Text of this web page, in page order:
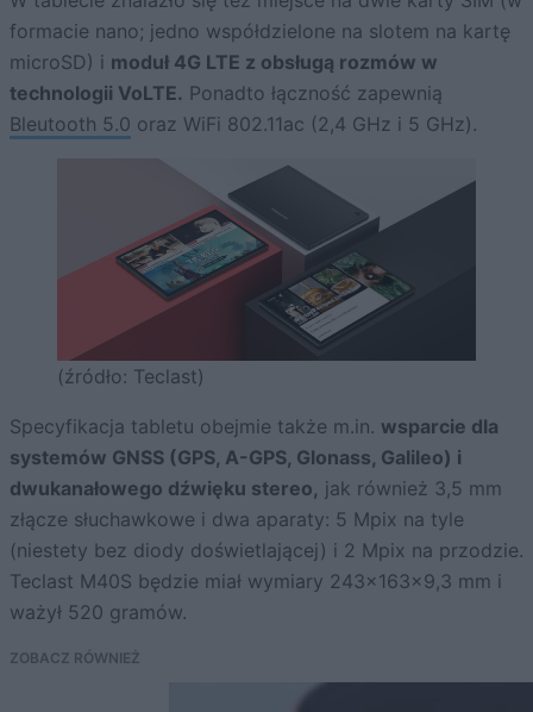
formacie nano; jedno współdzielone na slotem na kartę
microSD) i moduł 4G LTE z obsługą rozmów w
technologii VoLTE. Ponadto łączność zapewnią
Bleutooth 5.0 oraz WiFi 802.11ac (2,4 GHz i 5 GHz).
(źródło: Teclast)
Specyfikacja tabletu obejmie także m.in. wsparcie dla
systemów GNSS (GPS, A-GPS, Glonass, Galileo) i
dwukanałowego dźwięku stereo, jak również 3,5 mm
złącze słuchawkowe i dwa aparaty: 5 Mpix na tyle
(niestety bez diody doświetlającej) i 2 Mpix na przodzie.
Teclast M40S będzie miał wymiary 243x163x9,3 mm i
ważył 520 gramów.
ZOBACZ RÓWNIEŻ